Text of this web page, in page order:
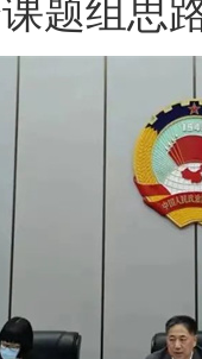
题组思